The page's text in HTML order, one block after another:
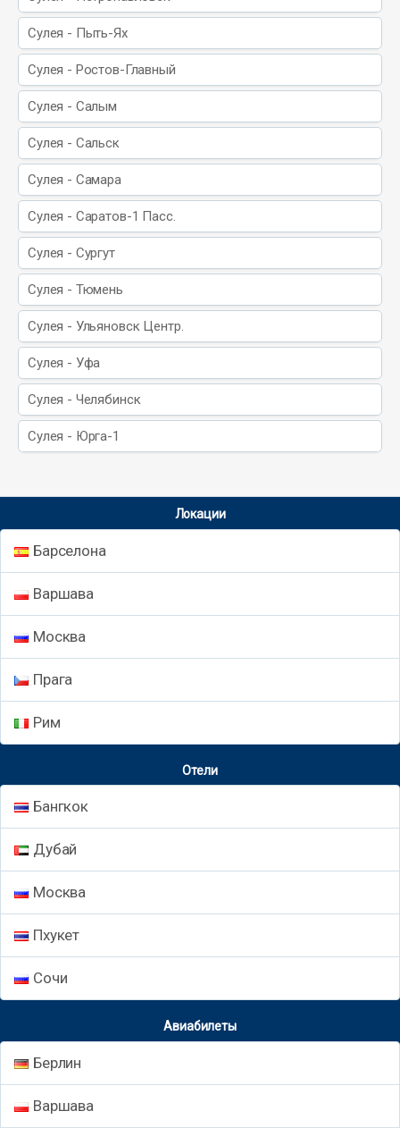
Сулея - Пыть-Ях
Сулея - Ростов-Главный
Сулея - Салым
Сулея - Сальск
Сулея - Самара
Сулея - Саратов-1 Пасс.
Сулея - Сургут
Сулея - Тюмень
Сулея - Ульяновск Центр.
Сулея - Уфа
Сулея - Челябинск
Сулея - Юрга-1
Локации
Барселона
Варшава
Москва
Прага
Рим
Отели
Бангкок
Дубай
Москва
Пхукет
Сочи
Авиабилеты
Берлин
Варшава